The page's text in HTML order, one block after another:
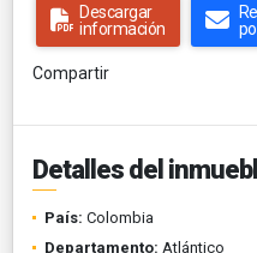
Descargar
información
Compartir
Detalles del
País: Colombia
Departamento: Atlántico